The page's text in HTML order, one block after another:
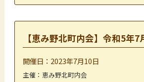
【恵み野北町内会】令和5年7
開催日：2023年7月10日
主催：恵み野北町内会